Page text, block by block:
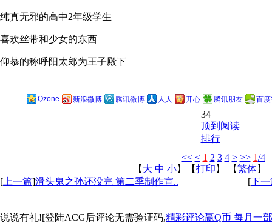
纯真无邪的高中2年级学生
喜欢丝带和少女的东西
仰慕的称呼阳太郎为王子殿下
Qzone 新浪微博 腾讯微博 人人 开心 腾讯朋友 百
34
顶到阅读
排行
<< < 1 2 3 4 > >> 1/4
【 大 中 小】【打印 】 【繁体】
[ 上一篇]滑头鬼之孙还没完 第二季制作宣.. [下一
说说有礼![登陆ACG后评论无需验证码,精彩评论赢Q币 每月一